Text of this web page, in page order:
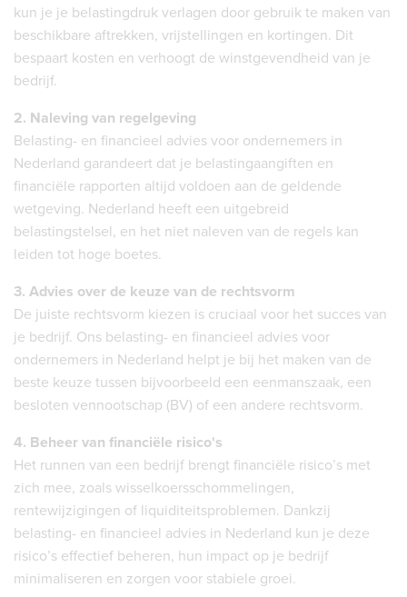
kun je je belastingdruk verlagen door gebruik te maken van
beschikbare aftrekken, vrijstellingen en kortingen. Dit
bespaart kosten en verhoogt de winstgevendheid van je
bedrijf.
2. Naleving van regelgeving
Belasting- en financieel advies voor ondernemers in
Nederland garandeert dat je belastingaangiften en
financiële rapporten altijd voldoen aan de geldende
wetgeving. Nederland heeft een uitgebreid
belastingstelsel, en het niet naleven van de regels kan
leiden tot hoge boetes.
3. Advies over de keuze van de rechtsvorm
De juiste rechtsvorm kiezen is cruciaal voor het succes van
je bedrijf. Ons belasting- en financieel advies voor
ondernemers in Nederland helpt je bij het maken van de
beste keuze tussen bijvoorbeeld een eenmanszaak, een
besloten vennootschap (BV) of een andere rechtsvorm.
4. Beheer van financiële risico's
Het runnen van een bedrijf brengt financiële risico’s met
zich mee, zoals wisselkoersschommelingen,
rentewijzigingen of liquiditeitsproblemen. Dankzij
belasting- en financieel advies in Nederland kun je deze
risico’s effectief beheren, hun impact op je bedrijf
minimaliseren en zorgen voor stabiele groei.